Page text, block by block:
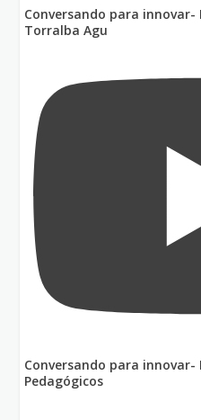
Conversando para innovar-
Torralba Agu
Conversando para
Pedagógicos